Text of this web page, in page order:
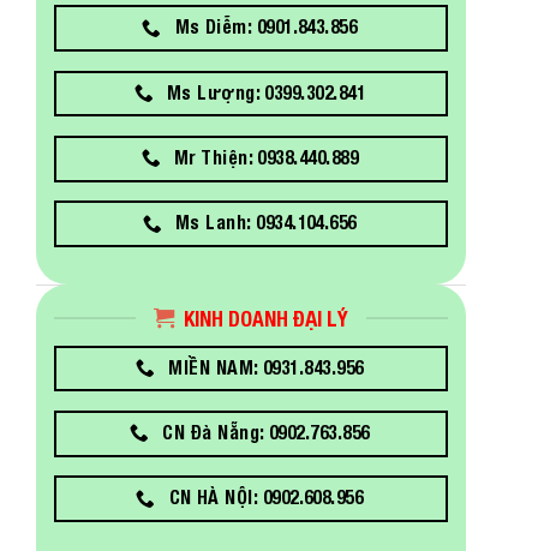
Ms Diễm: 0901.843.856
Ms Lượng: 0399.302.841
Mr Thiện: 0938.440.889
Ms Lanh: 0934.104.656
KINH DOANH ĐẠI LÝ
MIỀN NAM: 0931.843.956
CN Đà Nẵng: 0902.763.856
CN HÀ NỘI: 0902.608.956